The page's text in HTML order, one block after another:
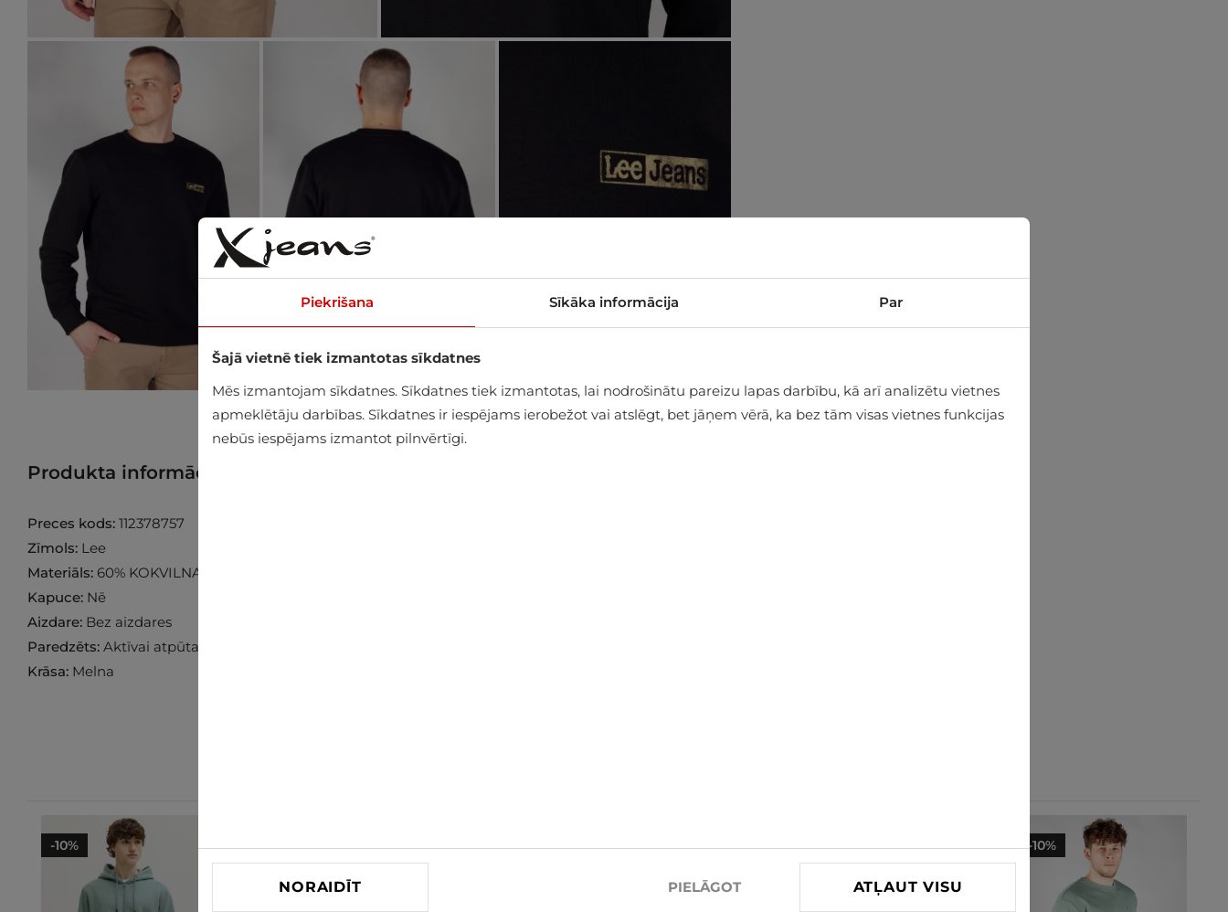
Produkta informācija
Preces kods: 112378757
Zīmols: Lee
Materiāls: 60% KOKVILNA 40% POLIESTERS
Kapuce: Nē
Aizdare: Bez aizdares
Paredzēts: Aktīvai atpūtai
Krāsa: Melna
-10% -10%
-10% -10% -26% -27%
Piekrišana Sīkāka informācija Par
Šajā vietnē tiek izmantotas sīkdatnes
Mēs izmantojam sīkdatnes. Sīkdatnes tiek izmantotas, lai nodrošinātu pareizu lapas darbību, kā arī analizētu vietnes
apmeklētāju darbības. Sīkdatnes ir iespējams ierobežot vai atslēgt, bet jāņem vērā, ka bez tām visas vietnes funkcijas
nebūs iespējams izmantot pilnvērtīgi.
NORAIDĪT PIELĀGOT ATĻAUT VISU